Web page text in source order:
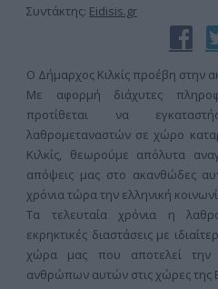
Συντάκτης: Eidisis.gr
Ο Δήμαρχος Κιλκίς προέβη στην
Με αφορμή διάχυτες
προτίθεται να
λαθρομεταναστών σε χώρο
Κιλκίς, θεωρούμε απόλυτα
απόψεις μας στο ακανθώδες
χρόνια τώρα την ελληνική
Τα τελευταία χρόνια η
εκρηκτικές διαστάσεις με
χώρα μας που αποτελεί
ανθρώπων αυτών στις χώρες της